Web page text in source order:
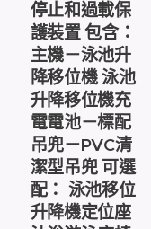
停止和過載保
護裝置 包含：
主機－泳池升
降移位機 泳池
升降移位機充
電電池－標配
吊兜－PVC清
潔型吊兜 可選
配： 泳池移位
升降機定位座